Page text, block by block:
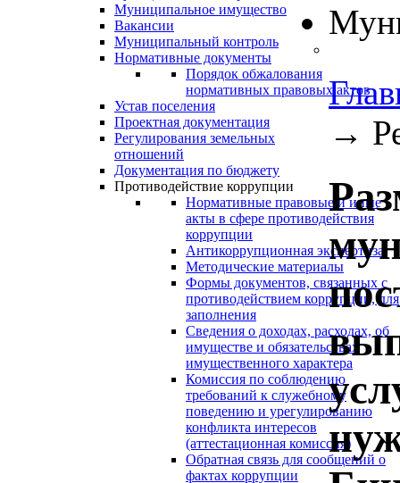
Муниципальное имущество
Вакансии
Муниципальный контроль
Нормативные документы
Порядок обжалования
нормативных правовых актов
Устав поселения
Проектная документация
Регулирования земельных
отношений
Документация по бюджету
Противодействие коррупции
Нормативные правовые и иные
акты в сфере противодействия
коррупции
Антикоррупционная экспертиза
Методические материалы
Формы документов, связанных с
противодействием коррупции, для
заполнения
Сведения о доходах, расходах, об
имуществе и обязательствах
имущественного характера
Комиссия по соблюдению
требований к служебному
поведению и урегулированию
конфликта интересов
(аттестационная комиссия)
Обратная связь для сообщений о
фактах коррупции
→